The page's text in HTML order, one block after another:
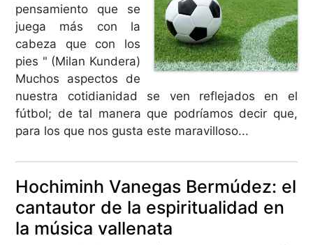
pensamiento que se
juega más con la
cabeza que con los
pies " (Milan Kundera)
Muchos aspectos de
nuestra cotidianidad se ven reflejados en el
fútbol; de tal manera que podríamos decir que,
para los que nos gusta este maravilloso...
Hochiminh Vanegas Bermúdez: el
cantautor de la espiritualidad en
la música vallenata